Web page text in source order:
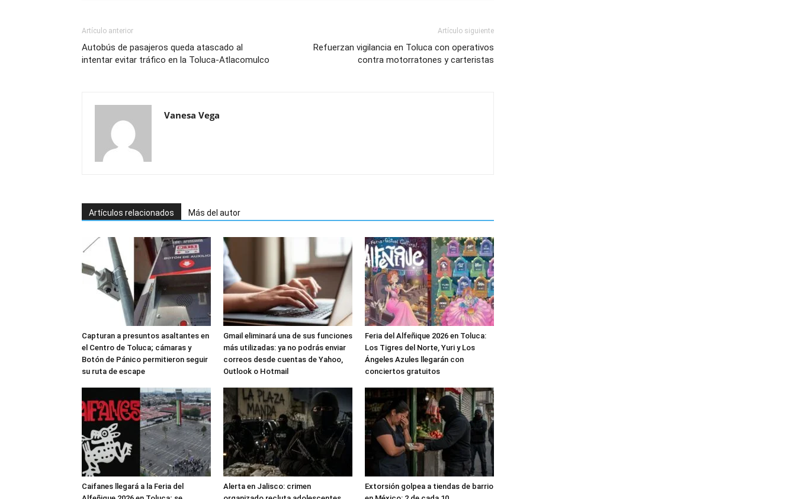
Artículo anterior
Autobús de pasajeros queda atascado al
intentar evitar tráfico en la Toluca-Atlacomulco
Artículo siguiente
Refuerzan vigilancia en Toluca con operativos
contra motorratones y carteristas
Vanesa Vega
Artículos relacionados Más del autor
Capturan a presuntos asaltantes en
el Centro de Toluca; cámaras y
Botón de Pánico permitieron seguir
su ruta de escape
Gmail eliminará una de sus funciones
más utilizadas: ya no podrás enviar
correos desde cuentas de Yahoo,
Outlook o Hotmail
Feria del Alfeñique 2026 en Toluca:
Los Tigres del Norte, Yuri y Los
Ángeles Azules llegarán con
conciertos gratuitos
Caifanes llegará a la Feria del
Alerta en Jalisco: crimen
Extorsión golpea a tiendas de barrio